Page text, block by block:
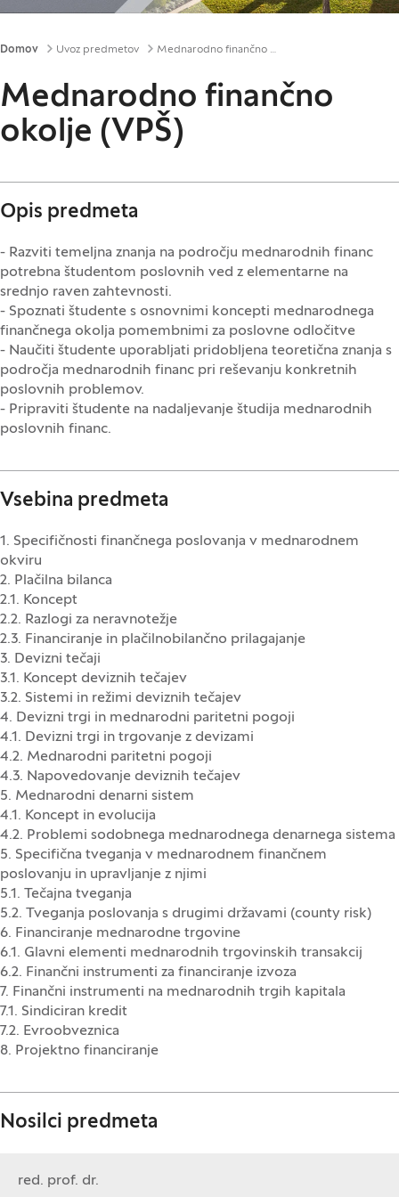
Drobtinice
Domov Uvoz predmetov Mednarodno finančno okolje (VPŠ)
Mednarodno finančno
okolje (VPŠ)
Opis predmeta
- Razviti temeljna znanja na področju mednarodnih financ
potrebna študentom poslovnih ved z elementarne na
srednjo raven zahtevnosti.
- Spoznati študente s osnovnimi koncepti mednarodnega
finančnega okolja pomembnimi za poslovne odločitve
- Naučiti študente uporabljati pridobljena teoretična znanja s
področja mednarodnih financ pri reševanju konkretnih
poslovnih problemov.
- Pripraviti študente na nadaljevanje študija mednarodnih
poslovnih financ.
Vsebina predmeta
1. Specifičnosti finančnega poslovanja v mednarodnem
okviru
2. Plačilna bilanca
2.1. Koncept
2.2. Razlogi za neravnotežje
2.3. Financiranje in plačilnobilančno prilagajanje
3. Devizni tečaji
3.1. Koncept deviznih tečajev
3.2. Sistemi in režimi deviznih tečajev
4. Devizni trgi in mednarodni paritetni pogoji
4.1. Devizni trgi in trgovanje z devizami
4.2. Mednarodni paritetni pogoji
4.3. Napovedovanje deviznih tečajev
5. Mednarodni denarni sistem
4.1. Koncept in evolucija
4.2. Problemi sodobnega mednarodnega denarnega sistema
5. Specifična tveganja v mednarodnem finančnem
poslovanju in upravljanje z njimi
5.1. Tečajna tveganja
5.2. Tveganja poslovanja s drugimi državami (county risk)
6. Financiranje mednarodne trgovine
6.1. Glavni elementi mednarodnih trgovinskih transakcij
6.2. Finančni instrumenti za financiranje izvoza
7. Finančni instrumenti na mednarodnih trgih kapitala
7.1. Sindiciran kredit
7.2. Evroobveznica
8. Projektno financiranje
Nosilci predmeta
red. prof. dr.